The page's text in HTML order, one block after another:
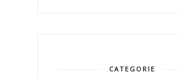
CATEGORIE